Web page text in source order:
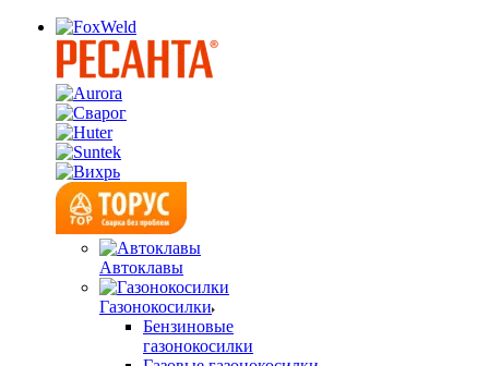
Автоклавы
Газонокосилки
Бензиновые
газонокосилки